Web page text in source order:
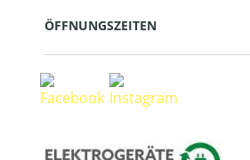
ÖFFNUNGSZEITEN